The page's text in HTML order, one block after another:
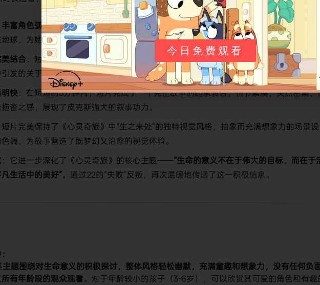
富角色弧光​：作为《心灵奇旅》的前传，本片精彩地揭示了主角22为何会变得如此愤
球，为她后续的转变提供了重要的背景故事，让这个角色更加丰满和立体。
结合​​：短片继承了皮克斯​ ​幽默与深度并存​
的传统。22的“反派”计划充满了童趣和滑稽
发的关于“生命意义”的讨论，既轻松有趣又发人深省，引人思考。
快​：在短短的8分钟内，短片完成了一个完整故事的起承转合，情节紧凑，笑点密集，
沓之感，展现了皮克斯强大的叙事功力。
短片完美保持了《心灵奇旅》中“生之来处”的独特视觉风格，抽象而充满想象力的场景设
调，为故事营造了既梦幻又治愈的视觉体验。
​：它进一步深化了《心灵奇旅》的核心主题——​​“生命的意义不在于伟大的目标，而在于
生活中的美好”​​。通过22的“失败”反叛，再次温暖地传递了这一积极信息。
主题围绕对生命意义的积极探讨，整体风格轻松幽默，充满童趣和想象力，没有任何负
​所有年龄段的观众观看​。对于年龄较小的孩子（3-6岁），可以欣赏其可爱的角色和有趣
今日免费观看